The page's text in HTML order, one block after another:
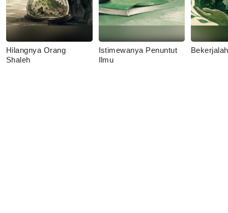
Hilangnya Orang
Shaleh
Istimewanya Penuntut
Ilmu
Bekerjalah